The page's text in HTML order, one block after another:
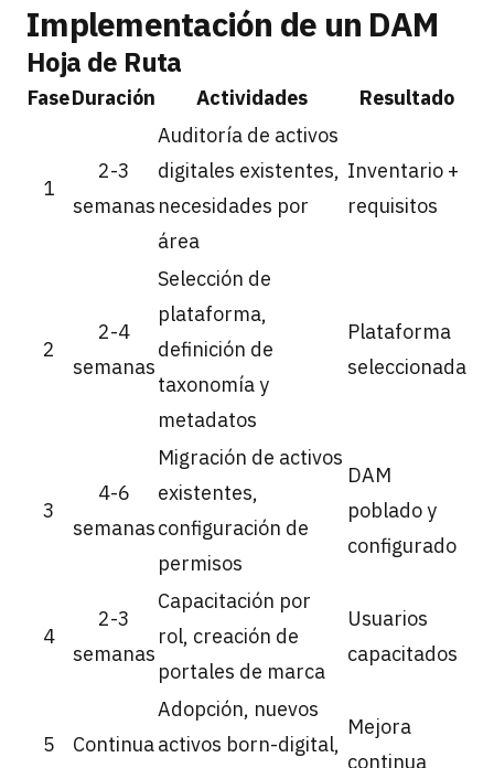
Implementación de un DAM
Hoja de Ruta
FaseDuración Actividades Resultado
1
2-3
semanas
Auditoría de activos
digitales existentes,
necesidades por
área
Inventario +
requisitos
2
2-4
semanas
Selección de
plataforma,
definición de
taxonomía y
metadatos
Plataforma
seleccionada
3
4-6
semanas
Migración de activos
existentes,
configuración de
permisos
DAM
poblado y
configurado
4
2-3
semanas
Capacitación por
rol, creación de
portales de marca
Usuarios
capacitados
5 Continua
Adopción, nuevos
activos born-digital,
Mejora
continua